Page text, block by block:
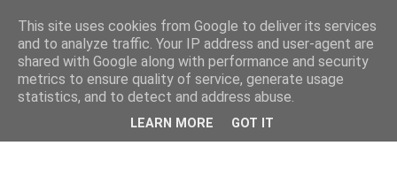
kristietim
viss, kas jāzin kristietim
This site uses cookies from Google to deliver its services
and to analyze traffic. Your IP address and user-agent are
shared with Google along with performance and security
metrics to ensure quality of service, generate usage
statistics, and to detect and address abuse.
LEARN MORE GOT IT